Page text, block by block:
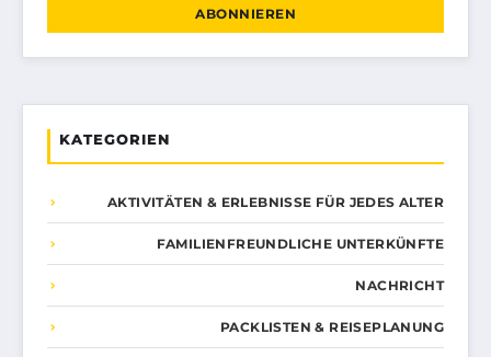
ABONNIEREN
KATEGORIEN
AKTIVITÄTEN & ERLEBNISSE FÜR JEDES ALTER
FAMILIENFREUNDLICHE UNTERKÜNFTE
NACHRICHT
PACKLISTEN & REISEPLANUNG